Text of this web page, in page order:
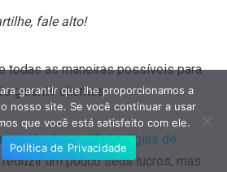
fale alto!
todas as maneiras possíveis para
garantir clientes.
medo de usarEstratégias de
um pouco seus lucros, mas
garantir que lhe proporcionamos a
nosso site. Se você continuar a usar
que você está satisfeito com ele.
Política de Privacidade